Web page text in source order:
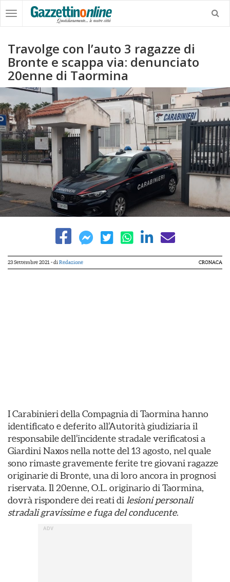
Travolge con l’auto 3 ragazze di
Bronte e scappa via: denunciato
20enne di Taormina
23 Settembre 2021 - di Redazione CRONACA
I Carabinieri della Compagnia di Taormina hanno
identificato e deferito all’Autorità giudiziaria il
responsabile dell’incidente stradale verificatosi a
Giardini Naxos nella notte del 13 agosto, nel quale
sono rimaste gravemente ferite tre giovani ragazze
originarie di Bronte, una di loro ancora in prognosi
riservata. Il 20enne, O.L. originario di Taormina,
dovrà rispondere dei reati di lesioni personali
stradali gravissime e fuga del conducente.